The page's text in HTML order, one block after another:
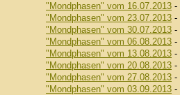
"Mondphasen" vom 16.07.2013 -
"Mondphasen" vom 23.07.2013 -
"Mondphasen" vom 30.07.2013 -
"Mondphasen" vom 06.08.2013 -
"Mondphasen" vom 13.08.2013 -
"Mondphasen" vom 20.08.2013 -
"Mondphasen" vom 27.08.2013 -
"Mondphasen" vom 03.09.2013 -